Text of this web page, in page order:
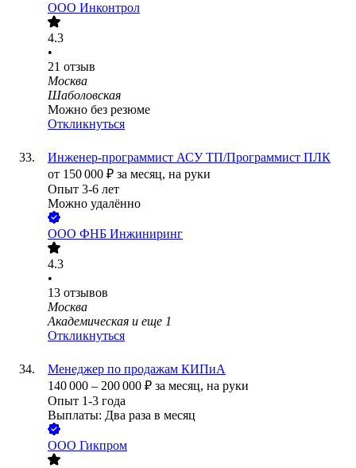
ООО Инконтрол
4.3
•
21 отзыв
Москва
Шаболовская
Можно без резюме
Откликнуться
Инженер-программист АСУ ТП/Программист ПЛК
от 150 000 ₽ за месяц, на руки
Опыт 3-6 лет
Можно удалённо
ООО ФНБ Инжиниринг
4.3
•
13 отзывов
Москва
Академическая и еще 1
Откликнуться
Менеджер по продажам КИПиА
140 000 – 200 000 ₽ за месяц, на руки
Опыт 1-3 года
Выплаты: Два раза в месяц
ООО Гикпром